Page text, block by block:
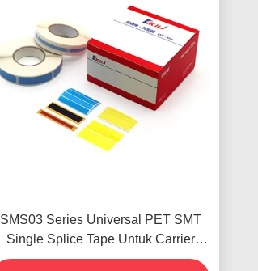
SMS03 Series Universal PET SMT
Single Splice Tape Untuk Carrier
Tape